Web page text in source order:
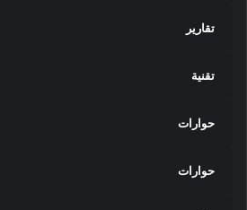
تقارير
تقنية
حوارات
حوارات